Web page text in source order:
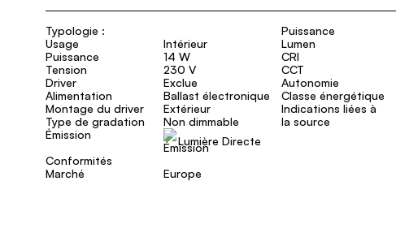
Typologie :
Usage
Intérieur
Puissance
14 W
Tension
230 V
Driver
Exclue
Alimentation
Ballast électronique
Montage du driver
Extérieur
Type de gradation
Non dimmable
Émission
Lumière Directe
Conformités
Marché
Europe
Puissance
Lumen
CRI
CCT
Autonomie
Classe énergétique
Indications liées à
la source